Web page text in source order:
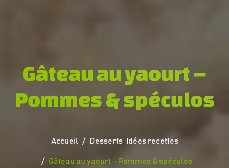
Gâteau au yaourt –
Pommes & spéculos
Accueil Desserts, Idées recettes
Gâteau au yaourt – Pommes & spéculos